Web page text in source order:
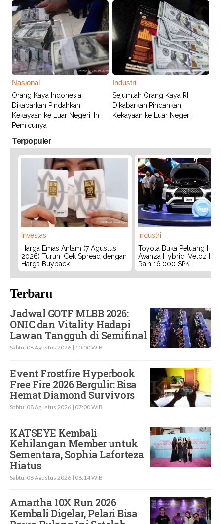
Nasional
Orang Kaya Indonesia
Dikabarkan Pindahkan
Kekayaan ke Luar Negeri, Ini
Pemicunya
Industri
Sejumlah Orang Kaya RI
Dikabarkan Pindahkan
Kekayaan ke Luar Negeri
Terpopuler
Investasi
Harga Emas Antam (7 Agustus
2026) Turun, Cek Spread dengan
Harga Buyback
Industri
Toyota Buka Peluang
Avanza Hybrid, Veloz
Raih 16.000 SPK
Terbaru
Jadwal GOTF MLBB 2026:
ONIC dan Vitality Hadapi
Lawan Tangguh di Semifinal
Sabtu, 08 Agustus 2026 | 10:00 WIB
Event Frostfire Hyperbook
Free Fire 2026 Bergulir: Bisa
Hemat Diamond Survivors
Sabtu, 08 Agustus 2026 | 07:00 WIB
KATSEYE Kembali
Kehilangan Member untuk
Sementara, Sophia Laforteza
Hiatus
Sabtu, 08 Agustus 2026 | 06:14 WIB
Amartha 10X Run 2026
Kembali Digelar, Pelari Bisa